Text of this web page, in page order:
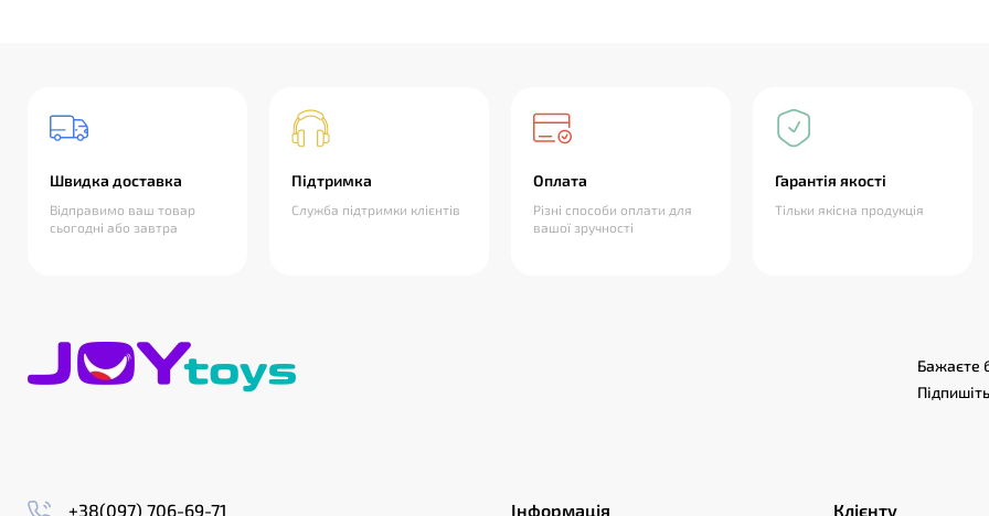
Швидка доставка
Відправимо ваш товар
сьогодні або завтра
Підтримка
Служба підтримки клієнтів
Оплата
Різні способи оплати для
вашої зручності
Гарантія якості
Тільки якісна продукція
Бажаєте
+38(097) 706-69-71 Інформація Клієнту